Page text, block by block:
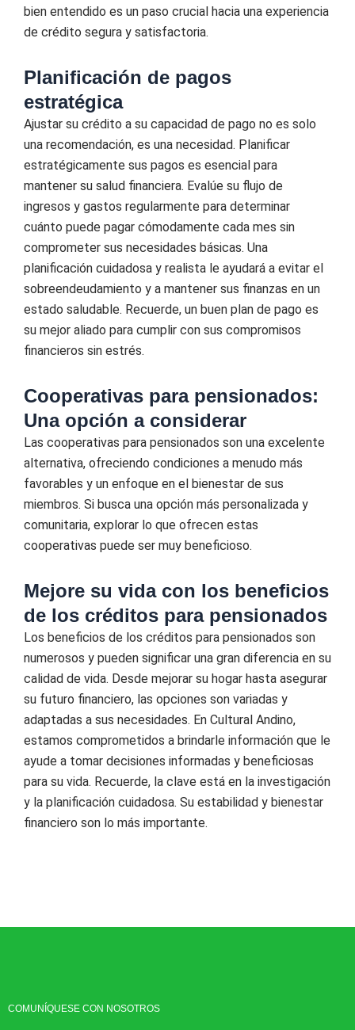
bien entendido es un paso crucial hacia una experiencia
de crédito segura y satisfactoria.
Planificación de pagos
estratégica
Ajustar su crédito a su capacidad de pago no es solo
una recomendación, es una necesidad. Planificar
estratégicamente sus pagos es esencial para
mantener su salud financiera. Evalúe su flujo de
ingresos y gastos regularmente para determinar
cuánto puede pagar cómodamente cada mes sin
comprometer sus necesidades básicas. Una
planificación cuidadosa y realista le ayudará a evitar el
sobreendeudamiento y a mantener sus finanzas en un
estado saludable. Recuerde, un buen plan de pago es
su mejor aliado para cumplir con sus compromisos
financieros sin estrés.
Cooperativas para pensionados:
Una opción a considerar
Las cooperativas para pensionados son una excelente
alternativa, ofreciendo condiciones a menudo más
favorables y un enfoque en el bienestar de sus
miembros. Si busca una opción más personalizada y
comunitaria, explorar lo que ofrecen estas
cooperativas puede ser muy beneficioso.
Mejore su vida con los beneficios
de los créditos para pensionados
Los beneficios de los créditos para pensionados son
numerosos y pueden significar una gran diferencia en su
calidad de vida. Desde mejorar su hogar hasta asegurar
su futuro financiero, las opciones son variadas y
adaptadas a sus necesidades. En Cultural Andino,
estamos comprometidos a brindarle información que le
ayude a tomar decisiones informadas y beneficiosas
para su vida. Recuerde, la clave está en la investigación
y la planificación cuidadosa. Su estabilidad y bienestar
financiero son lo más importante.
COMUNÍQUESE CON NOSOTROS